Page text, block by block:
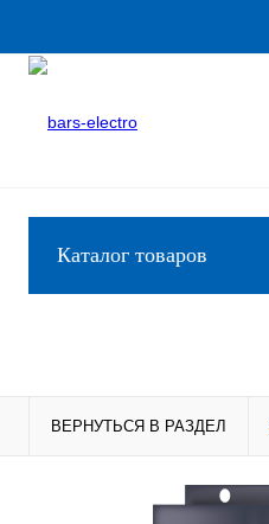
Каталог товаров
ВЕРНУТЬСЯ В РАЗДЕЛ